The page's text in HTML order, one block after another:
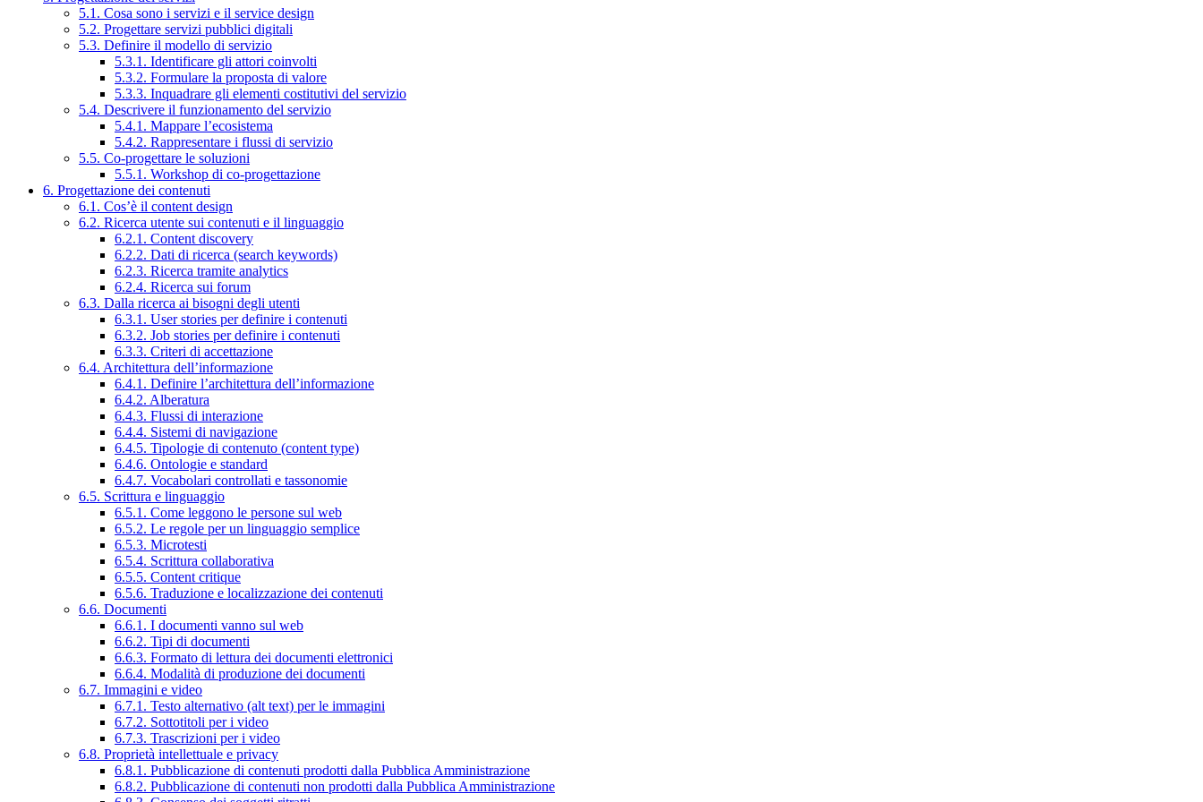
5.1. Cosa sono i servizi e il service design
5.2. Progettare servizi pubblici digitali
5.3. Definire il modello di servizio
5.3.1. Identificare gli attori coinvolti
5.3.2. Formulare la proposta di valore
5.3.3. Inquadrare gli elementi costitutivi del servizio
5.4. Descrivere il funzionamento del servizio
5.4.1. Mappare l’ecosistema
5.4.2. Rappresentare i flussi di servizio
5.5. Co-progettare le soluzioni
5.5.1. Workshop di co-progettazione
6. Progettazione dei contenuti
6.1. Cos’è il content design
6.2. Ricerca utente sui contenuti e il linguaggio
6.2.1. Content discovery
6.2.2. Dati di ricerca (search keywords)
6.2.3. Ricerca tramite analytics
6.2.4. Ricerca sui forum
6.3. Dalla ricerca ai bisogni degli utenti
6.3.1. User stories per definire i contenuti
6.3.2. Job stories per definire i contenuti
6.3.3. Criteri di accettazione
6.4. Architettura dell’informazione
6.4.1. Definire l’architettura dell’informazione
6.4.2. Alberatura
6.4.3. Flussi di interazione
6.4.4. Sistemi di navigazione
6.4.5. Tipologie di contenuto (content type)
6.4.6. Ontologie e standard
6.4.7. Vocabolari controllati e tassonomie
6.5. Scrittura e linguaggio
6.5.1. Come leggono le persone sul web
6.5.2. Le regole per un linguaggio semplice
6.5.3. Microtesti
6.5.4. Scrittura collaborativa
6.5.5. Content critique
6.5.6. Traduzione e localizzazione dei contenuti
6.6. Documenti
6.6.1. I documenti vanno sul web
6.6.2. Tipi di documenti
6.6.3. Formato di lettura dei documenti elettronici
6.6.4. Modalità di produzione dei documenti
6.7. Immagini e video
6.7.1. Testo alternativo (alt text) per le immagini
6.7.2. Sottotitoli per i video
6.7.3. Trascrizioni per i video
6.8. Proprietà intellettuale e privacy
6.8.1. Pubblicazione di contenuti prodotti dalla Pubblica Amministrazione
6.8.2. Pubblicazione di contenuti non prodotti dalla Pubblica Amministrazione